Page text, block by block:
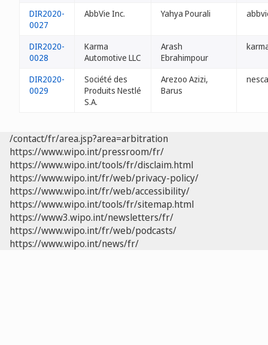
DIR2020-
0027
AbbVie Inc. Yahya Pourali
DIR2020-
0028
Karma
Automotive LLC
Arash
Ebrahimpour
DIR2020-
0029
Société des
Produits Nestlé
S.A.
Arezoo Azizi,
Barus
/contact/fr/area.jsp?area=arbitration
https://www.wipo.int/pressroom/fr/
https://www.wipo.int/tools/fr/disclaim.html
https://www.wipo.int/fr/web/privacy-policy/
https://www.wipo.int/fr/web/accessibility/
https://www.wipo.int/tools/fr/sitemap.html
https://www3.wipo.int/newsletters/fr/
https://www.wipo.int/fr/web/podcasts/
https://www.wipo.int/news/fr/